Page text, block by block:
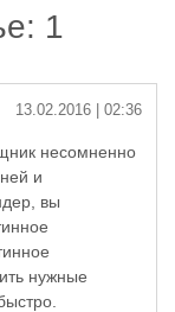
1
13.02.2016 | 02:36
несомненно
и
вы
нужные